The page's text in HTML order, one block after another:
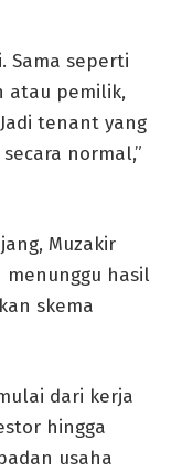
Sama seperti
atau pemilik,
tenant yang
normal,”
Muzakir
hasil
skema
dari kerja
hingga
usaha